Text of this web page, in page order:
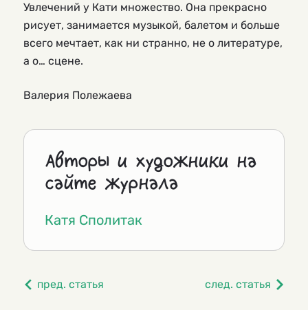
Увлечений у Кати множество. Она прекрасно
рисует, занимается музыкой, балетом и больше
всего мечтает, как ни странно, не о литературе,
а о… сцене.
Валерия Полежаева
Авторы и художники на
сайте журнала
Катя Сполитак
пред. статья след. статья